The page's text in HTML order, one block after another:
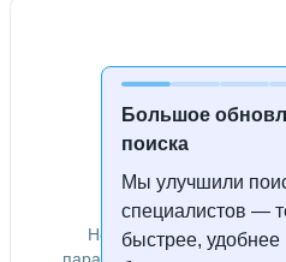
Большое
поиска
Мы улучшили
специалистов —
быстрее, удобнее
Специалисты
Не удалось найти